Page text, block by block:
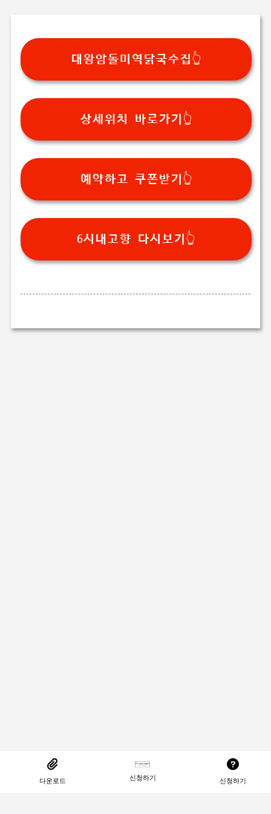
대왕암돌미역닭국수집👆️
상세위치 바로가기👆️
예약하고 쿠폰받기👆️
6시내고향 다시보기👆️
다운로드 신청하기 신청하기